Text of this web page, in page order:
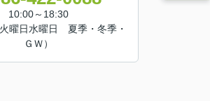
10:00～18:30
火曜日水曜日 夏季・冬季・
ＧＷ）